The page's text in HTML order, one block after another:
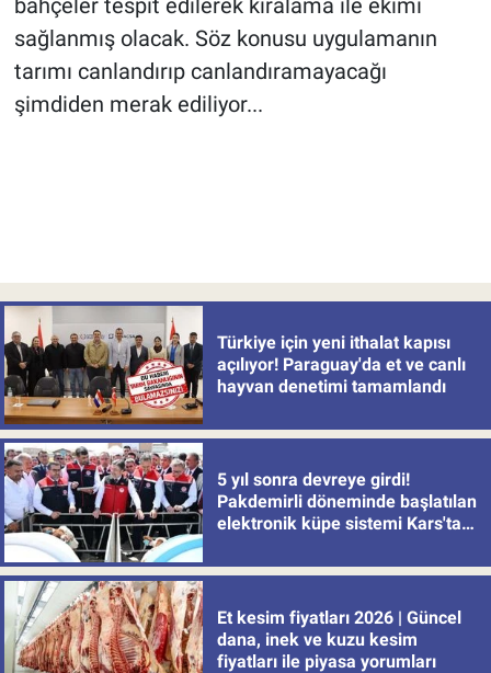
bahçeler tespit edilerek kiralama ile ekimi
sağlanmış olacak. Söz konusu uygulamanın
tarımı canlandırıp canlandıramayacağı
şimdiden merak ediliyor...
Türkiye için yeni ithalat kapısı
açılıyor! Paraguay'da et ve canlı
hayvan denetimi tamamlandı
5 yıl sonra devreye girdi!
Pakdemirli döneminde başlatılan
elektronik küpe sistemi Kars'tan
Et kesim fiyatları 2026 | Güncel
dana, inek ve kuzu kesim
fiyatları ile piyasa yorumları